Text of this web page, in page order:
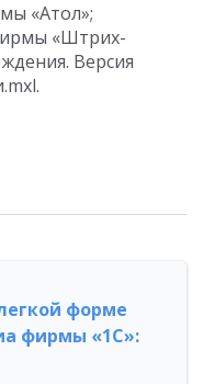
«Атол»;
«Штрих-
Версия
форме
фирмы «1С»: